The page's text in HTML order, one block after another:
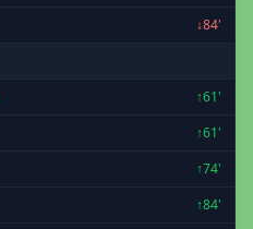
↓84'
↑61'
↑61'
↑74'
↑84'